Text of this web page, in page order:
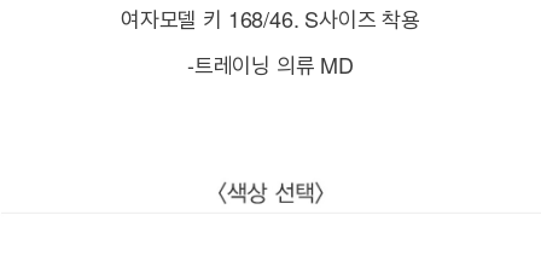
여자모델 키 168/46. S사이즈 착용
-트레이닝 의류 MD